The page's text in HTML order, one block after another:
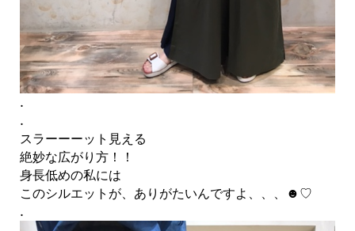
.
.
スラーーーット見える
絶妙な広がり方！！
身長低めの私には
このシルエットが、ありがたいんですよ、、、☻♡
.